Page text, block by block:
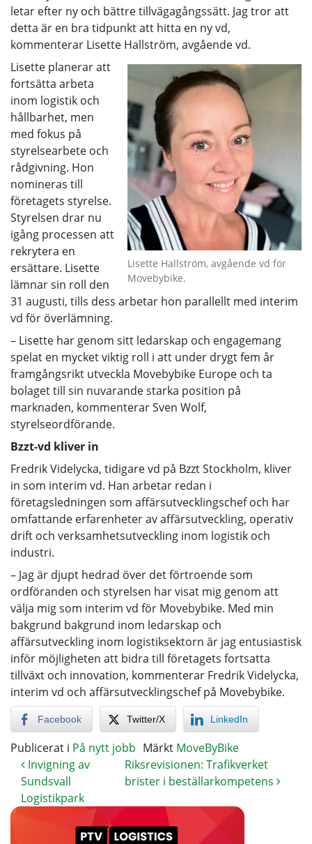
letar efter ny och bättre tillvägagångssätt. Jag tror att
detta är en bra tidpunkt att hitta en ny vd,
kommenterar Lisette Hallström, avgående vd.
Lisette Hallström, avgående vd för
Movebybike.
Lisette planerar att
fortsätta arbeta
inom logistik och
hållbarhet, men
med fokus på
styrelsearbete och
rådgivning. Hon
nomineras till
företagets styrelse.
Styrelsen drar nu
igång processen att
rekrytera en
ersättare. Lisette
lämnar sin roll den
31 augusti, tills dess arbetar hon parallellt med interim
vd för överlämning.
– Lisette har genom sitt ledarskap och engagemang
spelat en mycket viktig roll i att under drygt fem år
framgångsrikt utveckla Movebybike Europe och ta
bolaget till sin nuvarande starka position på
marknaden, kommenterar Sven Wolf,
styrelseordförande.
Bzzt-vd kliver in
Fredrik Videlycka, tidigare vd på Bzzt Stockholm, kliver
in som interim vd. Han arbetar redan i
företagsledningen som affärsutvecklingschef och har
omfattande erfarenheter av affärsutveckling, operativ
drift och verksamhetsutveckling inom logistik och
industri.
– Jag är djupt hedrad över det förtroende som
ordföranden och styrelsen har visat mig genom att
välja mig som interim vd för Movebybike. Med min
bakgrund bakgrund inom ledarskap och
affärsutveckling inom logistiksektorn är jag entusiastisk
inför möjligheten att bidra till företagets fortsatta
tillväxt och innovation, kommenterar Fredrik Videlycka,
interim vd och affärsutvecklingschef på Movebybike.
Facebook Twitter/X LinkedIn
Publicerat i På nytt jobb Märkt MoveByBike
Invigning av
Sundsvall
Logistikpark
Riksrevisionen: Trafikverket
brister i beställarkompetens